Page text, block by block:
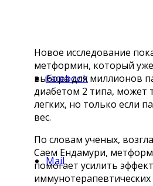
Facebook
Mail
Новое исследование
метформин, который уже
выбора для миллионов
диабетом 2 типа, может
легких, но только если
вес.
По словам ученых,
Саем Ендамури,
помогает усилить